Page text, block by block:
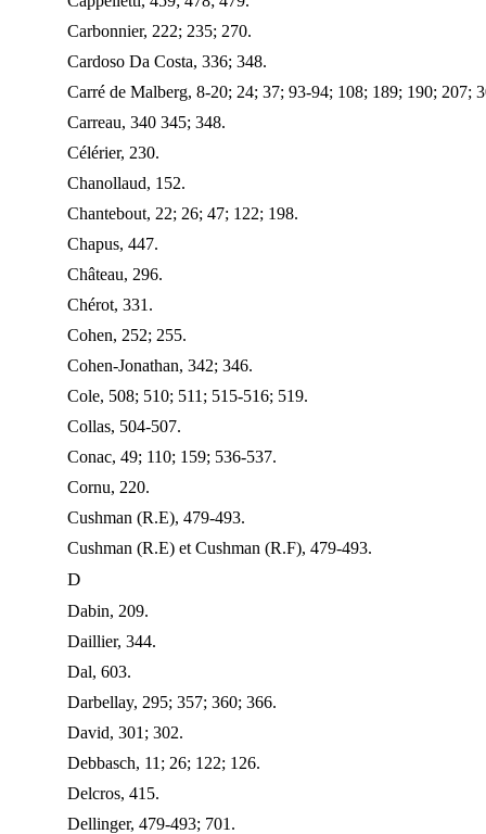
Carbonnier, 222; 235; 270.
Cardoso Da Costa, 336; 348.
Carré de Malberg, 8-20; 24; 37; 93-94; 108; 189; 190; 207;
Carreau, 340 345; 348.
Célérier, 230.
Chanollaud, 152.
Chantebout, 22; 26; 47; 122; 198.
Chapus, 447.
Château, 296.
Chérot, 331.
Cohen, 252; 255.
Cohen-Jonathan, 342; 346.
Cole, 508; 510; 511; 515-516; 519.
Collas, 504-507.
Conac, 49; 110; 159; 536-537.
Cornu, 220.
Cushman (R.E), 479-493.
Cushman (R.E) et Cushman (R.F), 479-493.
D
Dabin, 209.
Daillier, 344.
Dal, 603.
Darbellay, 295; 357; 360; 366.
David, 301; 302.
Debbasch, 11; 26; 122; 126.
Delcros, 415.
Dellinger, 479-493; 701.